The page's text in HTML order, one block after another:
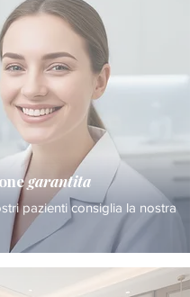
garantita
pazienti consiglia la nostra